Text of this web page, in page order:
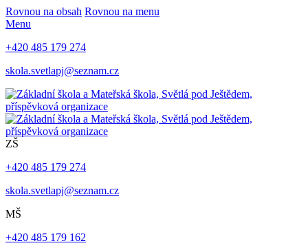
Rovnou na obsah Rovnou na menu
Menu
+420 485 179 274
skola.svetlapj@seznam.cz
ZŠ
+420 485 179 274
skola.svetlapj@seznam.cz
MŠ
+420 485 179 162